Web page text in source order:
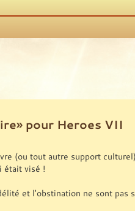
pour Heroes VII
(ou tout autre support
était visé !
et l'obstination ne sont pas